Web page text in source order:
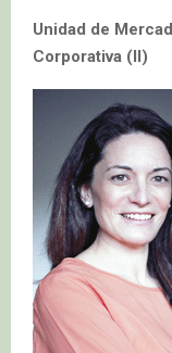
Unidad de
Corporativa (II)